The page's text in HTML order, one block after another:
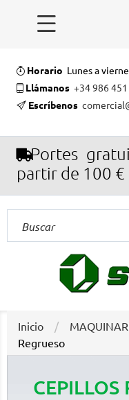

Horario Lunes a
Llámanos +34 986
Escríbenos
Portes
partir de 100 €
Inicio
Regrueso
CEPILLOS